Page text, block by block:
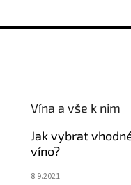
Vína a vše k nim
Jak vybrat
víno?
8.9.2021